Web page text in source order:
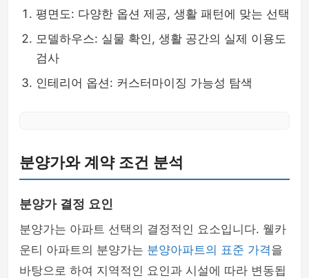
평면도: 다양한 옵션 제공, 생활 패턴에 맞는 선택
모델하우스: 실물 확인, 생활 공간의 실제 이용도
검사
인테리어 옵션: 커스터마이징 가능성 탐색
분양가와 계약 조건 분석
분양가 결정 요인
분양가는 아파트 선택의 결정적인 요소입니다. 웰카
운티 아파트의 분양가는 분양아파트의 표준 가격을
바탕으로 하여 지역적인 요인과 시설에 따라 변동됩